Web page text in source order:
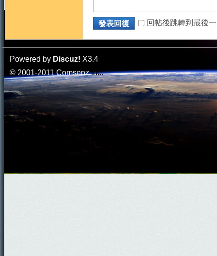
發表回復 回帖後跳轉到最後
Powered by Discuz! X3.4
© 2001-2011ComsenzInc.